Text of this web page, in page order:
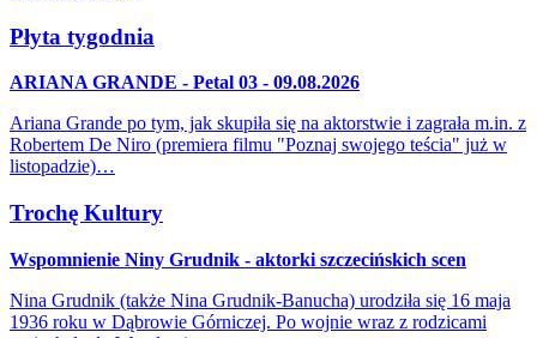
Płyta tygodnia
ARIANA GRANDE - Petal 03 - 09.08.2026
Ariana Grande po tym, jak skupiła się na aktorstwie i zagrała m.in. z
Robertem De Niro (premiera filmu "Poznaj swojego teścia" już w
listopadzie)…
Trochę Kultury
Wspomnienie Niny Grudnik - aktorki szczecińskich scen
Nina Grudnik (także Nina Grudnik-Banucha) urodziła się 16 maja
1936 roku w Dąbrowie Górniczej. Po wojnie wraz z rodzicami